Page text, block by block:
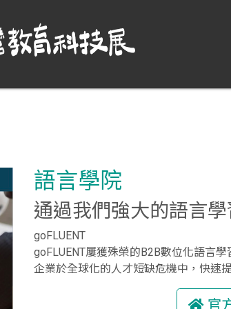
語言學院
通過我們強大的語言
goFLUENT
goFLUENT屢獲殊榮的B2B數位化語言
企業於全球化的人才短缺危機中，快速
官